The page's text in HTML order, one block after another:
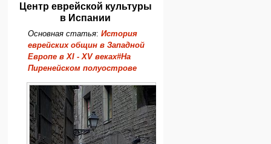
Центр еврейской культуры
в Испании
Основная статья: История
еврейских общин в Западной
Европе в XI - XV веках#На
Пиренейском полуострове